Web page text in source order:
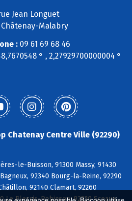
Jean Longuet
Malabry
: 09 61 69 68 46
° , 2,27929700000004 °
Chatenay Centre Ville (92290)
le-Buisson, 91300 Massy, 91430
92340 Bourg-la-Reine, 92290
92140 Clamart, 92260
Le Plessis-Robinson, 92330 Sceaux,